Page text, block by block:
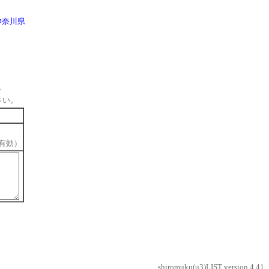
奈川県
。
効）
shiromuku(u3)LIST version 4.41